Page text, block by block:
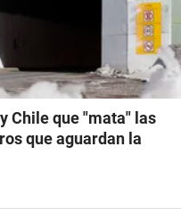
Chile que "mata" las
que aguardan la